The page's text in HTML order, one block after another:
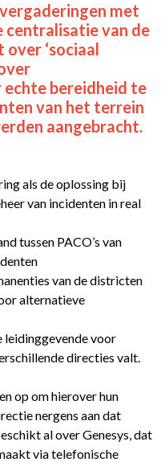
met
centralisatie van de
over ‘sociaal
bereidheid te
van het terrein
aangebracht.
als de oplossing bij
van incidenten in real
tussen PACO’s van
van de districten
alternatieve
leidinggevende voor
directies valt.
op om hierover hun
nergens aan dat
al over Genesys, dat
via telefonische